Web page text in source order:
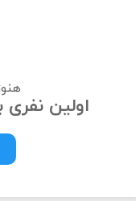
اولین